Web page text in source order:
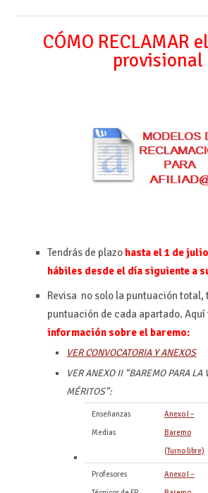
CÓMO RECLAMAR
provisional
Tendrás de plazo hasta el 1 de
hábiles desde el día siguiente a
Revisa no solo la puntuación total,
puntuación de cada apartado.
información sobre el baremo:
VER CONVOCATORIA Y ANEXOS
VER ANEXO II “BAREMO PARA LA
MÉRITOS”:
Enseñanzas
Medias
Anexo I –
Baremo
(Turno libre)
Profesores
Anexo I –